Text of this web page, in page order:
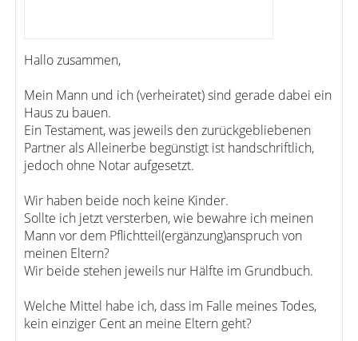
Hallo zusammen,
Mein Mann und ich (verheiratet) sind gerade dabei ein
Haus zu bauen.
Ein Testament, was jeweils den zurückgebliebenen
Partner als Alleinerbe begünstigt ist handschriftlich,
jedoch ohne Notar aufgesetzt.
Wir haben beide noch keine Kinder.
Sollte ich jetzt versterben, wie bewahre ich meinen
Mann vor dem Pflichtteil(ergänzung)anspruch von
meinen Eltern?
Wir beide stehen jeweils nur Hälfte im Grundbuch.
Welche Mittel habe ich, dass im Falle meines Todes,
kein einziger Cent an meine Eltern geht?